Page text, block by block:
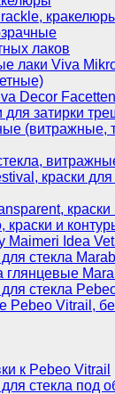
лаков
лаки Viva
Decor
для затирки
(витражные,
краски
краски
краски и
Maimeri Idea
стекла
глянцевые
стекла
Pebeo Vitrail,
к Pebeo Vitrail
стекла под